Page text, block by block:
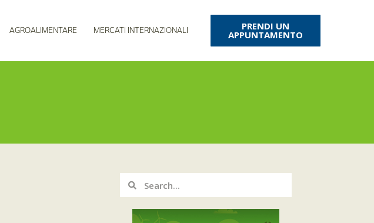
AGROALIMENTARE MERCATI INTERNAZIONALI PRENDI UN
APPUNTAMENTO